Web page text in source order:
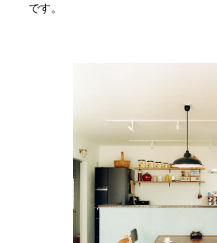
です。